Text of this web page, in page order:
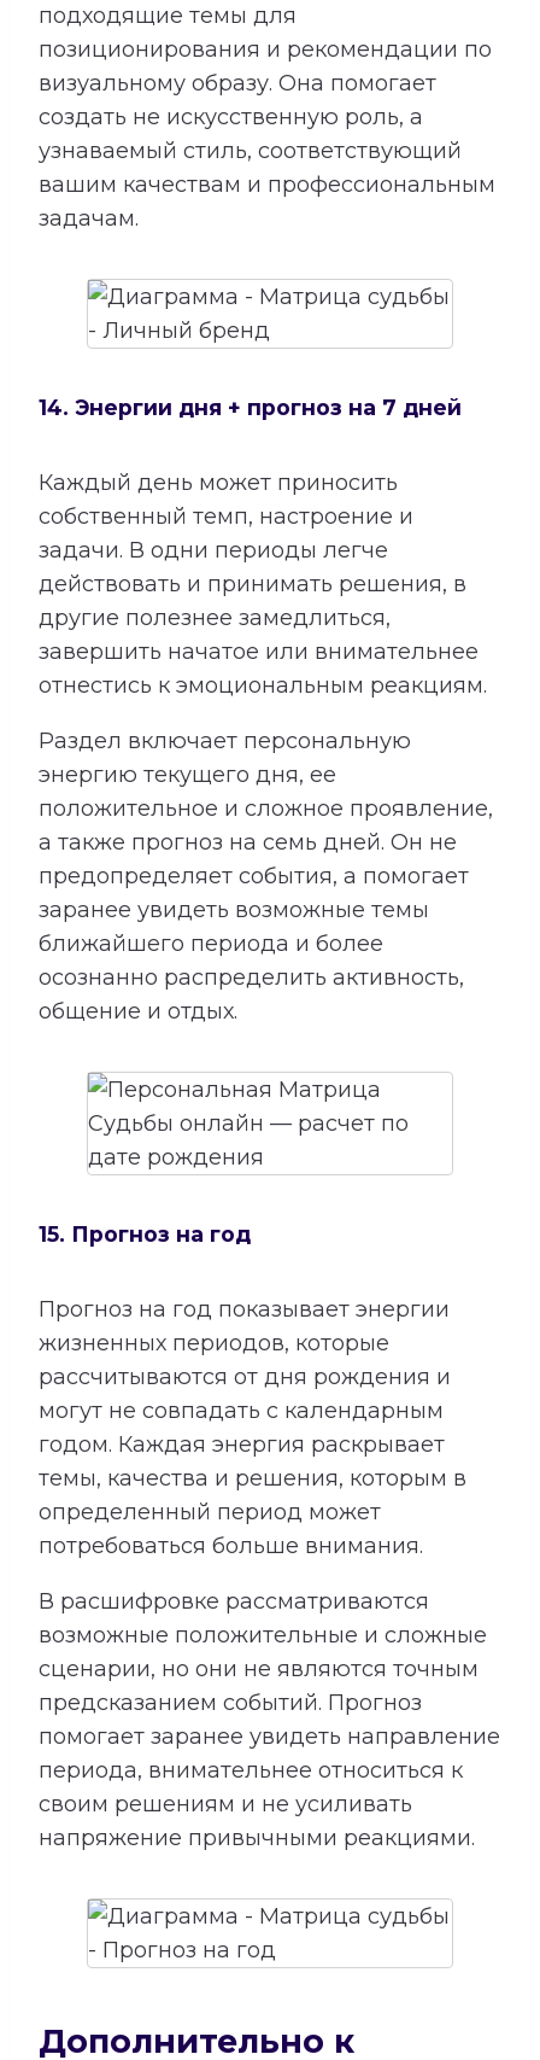
подходящие темы для
позиционирования и рекомендации по
визуальному образу. Она помогает
создать не искусственную роль, а
узнаваемый стиль, соответствующий
вашим качествам и профессиональным
задачам.
14. Энергии дня + прогноз на 7 дней
Каждый день может приносить
собственный темп, настроение и
задачи. В одни периоды легче
действовать и принимать решения, в
другие полезнее замедлиться,
завершить начатое или внимательнее
отнестись к эмоциональным реакциям.
Раздел включает персональную
энергию текущего дня, ее
положительное и сложное проявление,
а также прогноз на семь дней. Он не
предопределяет события, а помогает
заранее увидеть возможные темы
ближайшего периода и более
осознанно распределить активность,
общение и отдых.
15. Прогноз на год
Прогноз на год показывает энергии
жизненных периодов, которые
рассчитываются от дня рождения и
могут не совпадать с календарным
годом. Каждая энергия раскрывает
темы, качества и решения, которым в
определенный период может
потребоваться больше внимания.
В расшифровке рассматриваются
возможные положительные и сложные
сценарии, но они не являются точным
предсказанием событий. Прогноз
помогает заранее увидеть направление
периода, внимательнее относиться к
своим решениям и не усиливать
напряжение привычными реакциями.
Дополнительно к